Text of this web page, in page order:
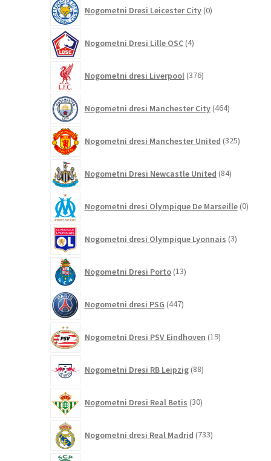
Nogometni Dresi Leicester City 0izdelkov
Nogometni Dresi Lille OSC 4izdelki
Nogometni dresi Liverpool 376izdelkov
Nogometni dresi Manchester City 464izdelkov
Nogometni dresi Manchester United 325izdelkov
Nogometni Dresi Newcastle United 84izdelkov
Nogometni dresi Olympique De Marseille 0
Nogometni dresi Olympique Lyonnais 3izdelki
Nogometni Dresi Porto 13izdelkov
Nogometni dresi PSG 447izdelkov
Nogometni Dresi PSV Eindhoven 19izdelkov
Nogometni Dresi RB Leipzig 88izdelkov
Nogometni Dresi Real Betis 30izdelkov
Nogometni dresi Real Madrid 733izdelkov